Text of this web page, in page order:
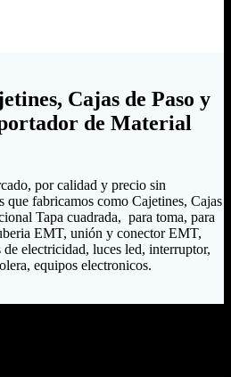
Cajas de Paso y
de Material
por calidad y precio sin
que fabricamos como Cajetines, Cajas
Tapa cuadrada, para toma, para
EMT, unión y conector EMT,
de electricidad, luces led, interruptor,
equipos electronicos.